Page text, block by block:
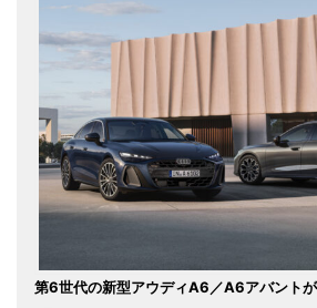
第6世代の新型アウディA6／A6アバント